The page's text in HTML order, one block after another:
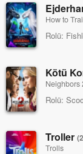
How to
Rolü:
Kötü
Neighbors
Rolü:
Troller
Trolls